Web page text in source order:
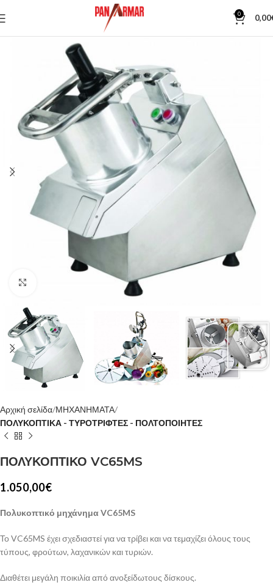
0 0,00
Αρχική σελίδα ΜΗΧΑΝΗΜΑΤΑ
ΠΟΛΥΚΟΠΤΙΚΑ - ΤΥΡΟΤΡΙΦΤΕΣ - ΠΟΛΤΟΠΟΙΗΤΕΣ
ΠΟΛΥΚΟΠΤΙΚΟ VC65MS
1.050,00€
Πολυκοπτικό μηχάνημα VC65MS
Το VC65MS έχει σχεδιαστεί για να τρίβει και να τεμαχίζει όλους τους
τύπους, φρούτων, λαχανικών και τυριών.
Διαθέτει μεγάλη ποικιλία από ανοξείδωτους δίσκους.